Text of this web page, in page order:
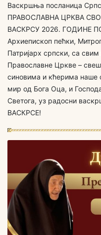
Васкршња посланица
ПРАВОСЛАВНА ЦРКВА
ВАСКРСУ 2026. ГОДИНЕ
Архиепископ пећки,
Патријарх српски, са
Православне Цркве –
синовима и кћерима наше
мир од Бога Оца, и
Светога, уз радосни
ВАСКРСЕ!